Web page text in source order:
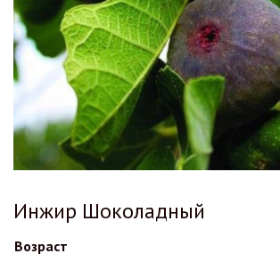
Инжир Шоколадный
Возраст